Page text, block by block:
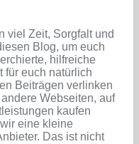
viel Zeit, Sorgfalt und
Blog, um euch
hilfreiche
für euch natürlich
Beiträgen verlinken
Webseiten, auf
kaufen
eine kleine
Das ist nicht